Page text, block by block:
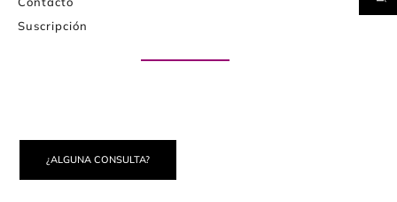
Suscripción
¿ALGUNA CONSULTA?